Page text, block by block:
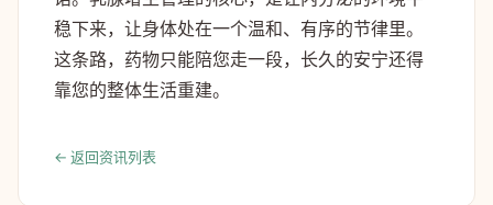
稳下来，让身体处在一个温和、有序的节律里。
这条路，药物只能陪您走一段，长久的安宁还得
靠您的整体生活重建。
← 返回资讯列表